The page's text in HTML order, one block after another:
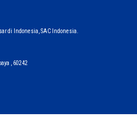
di Indonesia, SAC Indonesia.
, 60242